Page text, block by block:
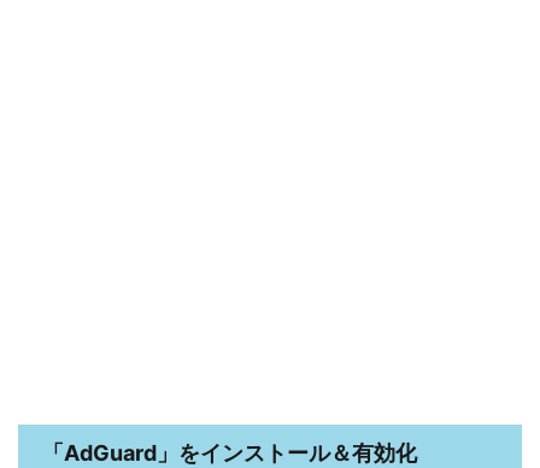
「AdGuard」をインストール＆有効化